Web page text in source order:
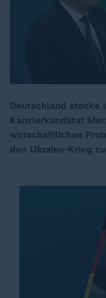
00:17
Deutschland stecke
Kanzlerkandidat
wirtschaftlichen
den Ukraine-Krieg